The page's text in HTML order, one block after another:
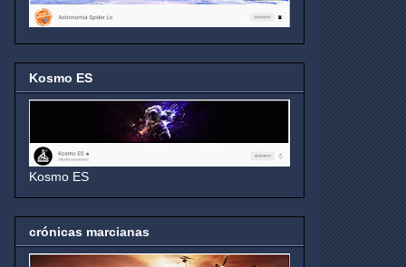
Kosmo ES
Kosmo ES
crónicas marcianas